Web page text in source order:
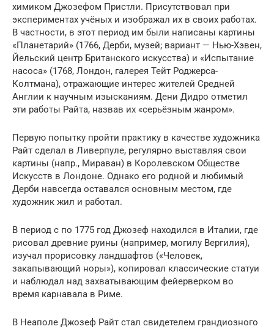
химиком Джозефом Пристли. Присутствовал при
экспериментах учёных и изображал их в своих работах.
В частности, в этот период им были написаны картины
«Планетарий» (1766, Дерби, музей; вариант — Нью-Хэвен,
Йельский центр Британского искусства) и «Испытание
насоса» (1768, Лондон, галерея Тейт Роджерса-
Колтмана), отражающие интерес жителей Средней
Англии к научным изысканиям. Дени Дидро отметил
эти работы Райта, назвав их «серьёзным жанром».
Первую попытку пройти практику в качестве художника
Райт сделал в Ливерпуле, регулярно выставляя свои
картины (напр., Мираван) в Королевском Обществе
Искусств в Лондоне. Однако его родной и любимый
Дерби навсегда оставался основным местом, где
художник жил и работал.
В период с по 1775 год Джозеф находился в Италии, где
рисовал древние руины (например, могилу Вергилия),
изучал прорисовку ландшафтов («Человек,
закапывающий норы»), копировал классические статуи
и наблюдал над захватывающим фейерверком во
время карнавала в Риме.
В Неаполе Джозеф Райт стал свидетелем грандиозного